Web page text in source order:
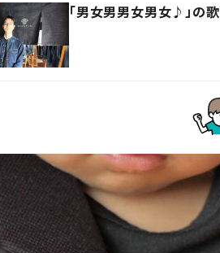
「男女男男女男女♪」の